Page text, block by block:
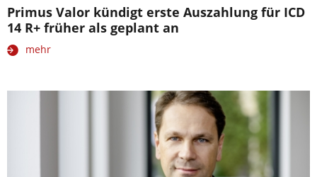
Primus Valor kündigt erste Auszahlung für ICD
14 R+ früher als geplant an
mehr